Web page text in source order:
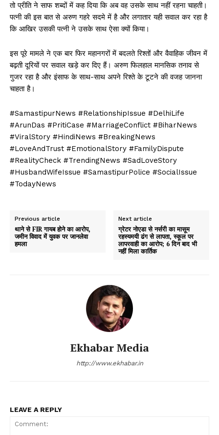
तो प्रीति ने साफ शब्दों में कह दिया कि अब वह उसके साथ नहीं रहना चाहती।
पत्नी की इस बात से अरुण गहरे सदमे में है और लगातार यही सवाल कर रहा है
कि आखिर उसकी पत्नी ने उसके साथ ऐसा क्यों किया।
इस पूरे मामले ने एक बार फिर महानगरों में बदलते रिश्तों और वैवाहिक जीवन में
बढ़ती दूरियों पर सवाल खड़े कर दिए हैं। अरुण फिलहाल मानसिक तनाव से
गुजर रहा है और इंसाफ के साथ-साथ अपने रिश्ते के टूटने की वजह जानना
चाहता है।
#SamastipurNews #RelationshipIssue #DelhiLife
#ArunDas #PritiCase #MarriageConflict #BiharNews
#ViralStory #HindiNews #BreakingNews
#LoveAndTrust #EmotionalStory #FamilyDispute
#RealityCheck #TrendingNews #SadLoveStory
#HusbandWifeIssue #SamastipurPolice #SocialIssue
#TodayNews
Previous article
थाने से FIR गायब होने का आरोप,
जमीन विवाद में युवक पर जानलेवा
हमला
Next article
ग्रेटर नोएडा से नर्सरी का मासूम
रहस्यमयी ढंग से लापता, स्कूल पर
लापरवाही का आरोप; 6 दिन बाद भी
नहीं मिला कार्तिक
Ekhabar Media
http://www.ekhabar.in
LEAVE A REPLY